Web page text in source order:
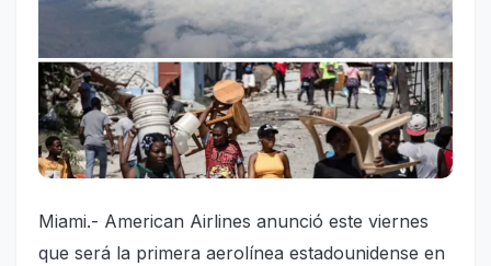
Miami.- American Airlines anunció este viernes
que será la primera aerolínea estadounidense en